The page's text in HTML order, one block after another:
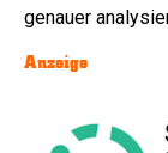
genauer
Anzeige